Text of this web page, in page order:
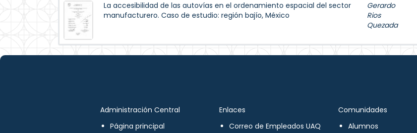
La accesibilidad de las autovías en el ordenamiento espacial del sector
manufacturero. Caso de estudio: región bajío, México
Gerardo
Rios
Quezada
Administración Central
Página principal
Enlaces
Correo de Empleados UAQ
Comunidades
Alumnos